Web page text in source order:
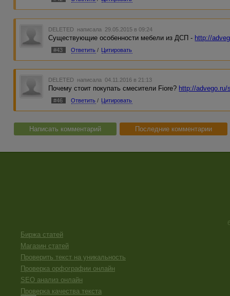
DELETED написала 29.05.2015 в 09:24
Существующие особенности мебели из ДСП - http://
#43 Ответить / Цитировать
DELETED написала 04.11.2016 в 21:13
Почему стоит покупать смесители Fiore? http://
#46 Ответить / Цитировать
Написать комментарий Последние комментарии
Биржа статей
Магазин статей
Проверить текст на уникальность
Проверка орфографии онлайн
SEO анализ онлайн
Проверка качества текста